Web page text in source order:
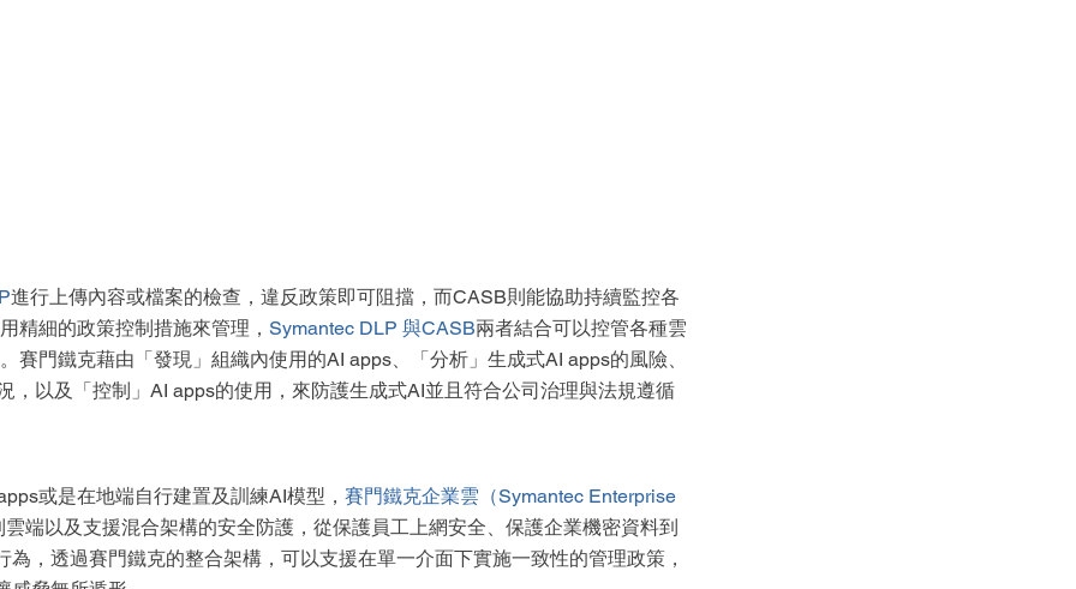
進行上傳內容或檔案的檢查，違反政策即可阻擋，而CASB則能協助持續監控各
精細的政策控制措施來管理， Symantec DLP 與CASB兩者結合可以控管各種雲
賽門鐵克藉由「發現」組織內使用的AI apps、「分析」生成式AI apps的風險、
，以及「控制」AI apps的使用，來防護生成式AI並且符合公司治理與法規遵循
或是在地端自行建置及訓練AI模型， 賽門鐵克企業雲（Symantec Enterprise
端以及支援混合架構的安全防護，從保護員工上網安全、保護企業機密資料到
為，透過賽門鐵克的整合架構，可以支援在單一介面下實施一致性的管理政策，